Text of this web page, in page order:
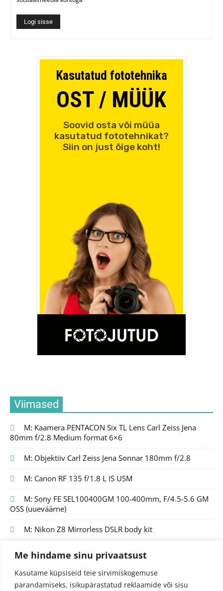
Me hindame sinu privaatsust
Kasutame küpsiseid teie sirvimiskogemuse
parandamiseks, isikupärastatud reklaamide või sisu
Logi sisse
Viimased
M: Kaamera PENTACON Six TL Lens Carl Zeiss Jena
80mm f/2.8 Medium format 6×6
M: Objektiiv Carl Zeiss Jena Sonnar 180mm f/2.8
M: Canon RF 135 f/1.8 L IS USM
M: Sony FE SEL100400GM 100-400mm, F/4.5-5.6 GM
OSS (uueväärne)
M: Nikon Z8 Mirrorless DSLR body kit